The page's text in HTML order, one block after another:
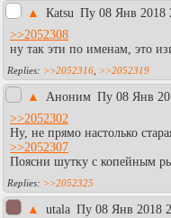
▲ Каtsu Пy 08 Янв 2018
>>2052308
ну так эти по именам, это
>>2052316 >>2052319
▲ Аноним Пy 08 Янв
>>2052302
Ну, не прямо настолько
>>2052307
Поясни шутку с копейным
>>2052325
▲ utala Пy 08 Янв 2018